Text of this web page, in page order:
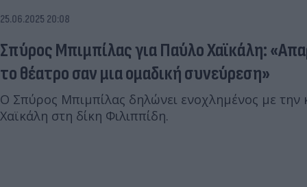
25.06.2025 20:08
Σπύρος Μπιμπίλας για Παύλο Χαϊκάλη:
το θέατρο σαν μια ομαδική συνεύρεση»
Ο Σπύρος Μπιμπίλας δηλώνει ενοχλημένος με
Χαϊκάλη στη δίκη Φιλιππίδη.